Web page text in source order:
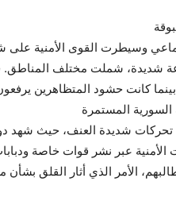
وسيطرت القوى الأمنية
شديدة، شملت مختلف
كانت حشود المتظاهرين
تحركات شديدة العنف، حيث شهد
الأمنية عبر نشر قوات خاصة